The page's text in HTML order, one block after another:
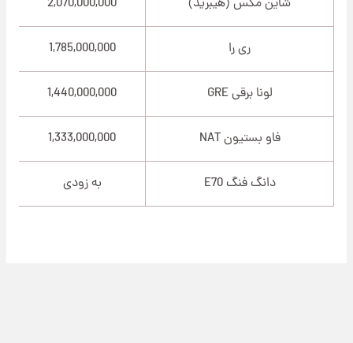
شاین مکس (هیبرید) 2,070,000,000
ری را 1,785,000,000
لونا برقی GRE 1,440,000,000
فاو بستیون NAT 1,333,000,000
دانگ فنگ E70 به زودی